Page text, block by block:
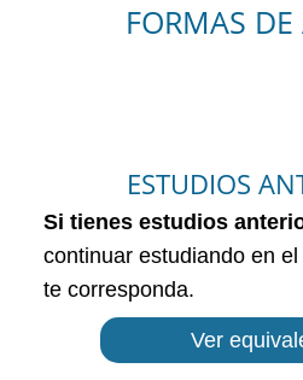
FORMAS DE
ESTUDIOS
Si tienes estudios
continuar estudiando en
te corresponda.
Ver